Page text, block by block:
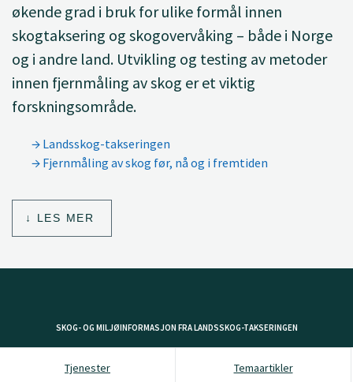
økende grad i bruk for ulike formål innen
skogtaksering og skogovervåking – både i Norge
og i andre land. Utvikling og testing av metoder
innen fjernmåling av skog er et viktig
forskningsområde.
Landsskog-takseringen
Fjernmåling av skog før, nå og i fremtiden
LES MER
SKOG- OG MILJØINFORMASJON FRA LANDSSKOG-TAKSERINGEN
Tjenester Temaartikler